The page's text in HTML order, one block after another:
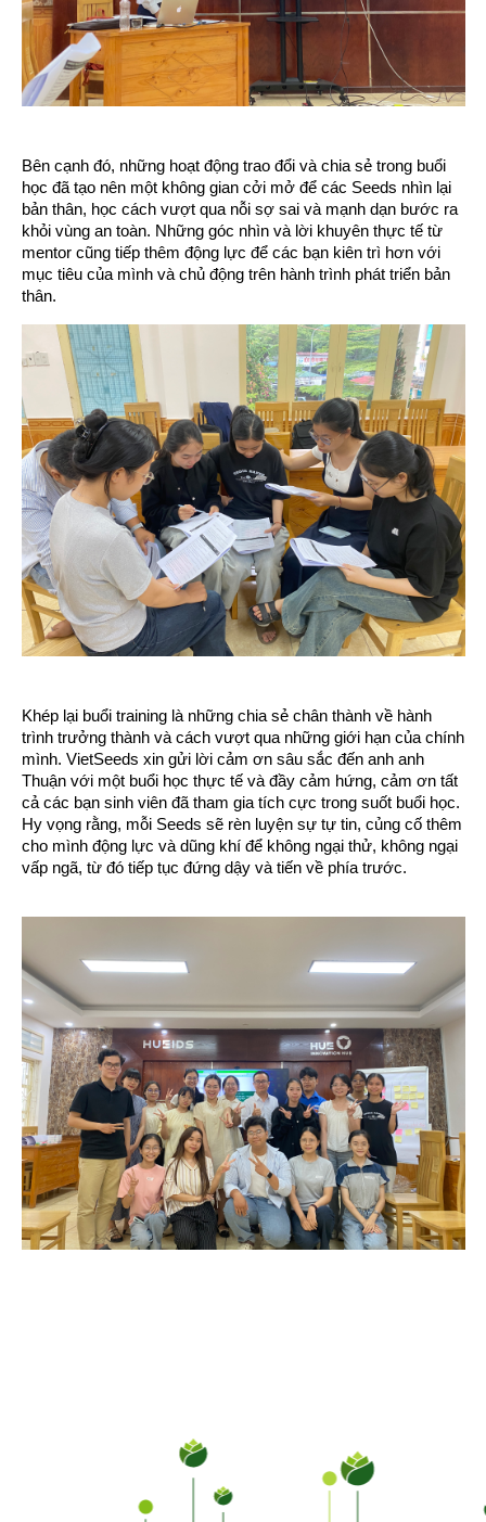
Bên cạnh đó, những hoạt động trao đổi và chia sẻ trong buổi
học đã tạo nên một không gian cởi mở để các Seeds nhìn lại
bản thân, học cách vượt qua nỗi sợ sai và mạnh dạn bước ra
khỏi vùng an toàn. Những góc nhìn và lời khuyên thực tế từ
mentor cũng tiếp thêm động lực để các bạn kiên trì hơn với
mục tiêu của mình và chủ động trên hành trình phát triển bản
thân.
Khép lại buổi training là những chia sẻ chân thành về hành
trình trưởng thành và cách vượt qua những giới hạn của chính
mình. VietSeeds xin gửi lời cảm ơn sâu sắc đến anh anh
Thuận với một buổi học thực tế và đầy cảm hứng, cảm ơn tất
cả các bạn sinh viên đã tham gia tích cực trong suốt buổi học.
Hy vọng rằng, mỗi Seeds sẽ rèn luyện sự tự tin, củng cố thêm
cho mình động lực và dũng khí để không ngại thử, không ngại
vấp ngã, từ đó tiếp tục đứng dậy và tiến về phía trước.